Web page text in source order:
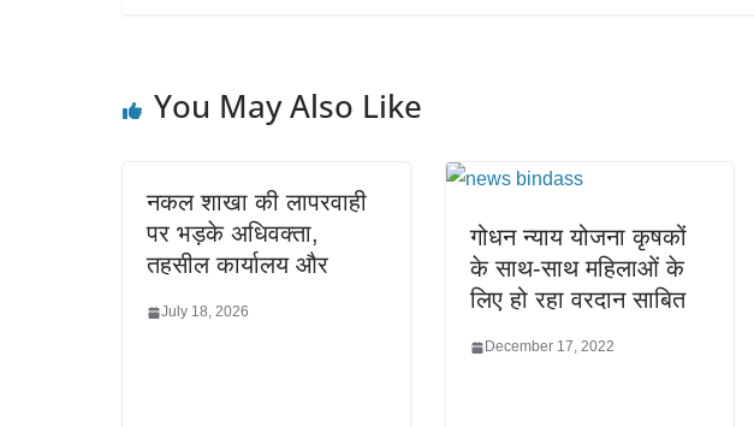
You May Also Like
नकल शाखा की लापरवाही
पर भड़के अधिवक्ता,
तहसील कार्यालय और
July 18, 2026
गोधन न्याय योजना कृषकों
के साथ-साथ महिलाओं के
लिए हो रहा वरदान साबित
December 17, 2022